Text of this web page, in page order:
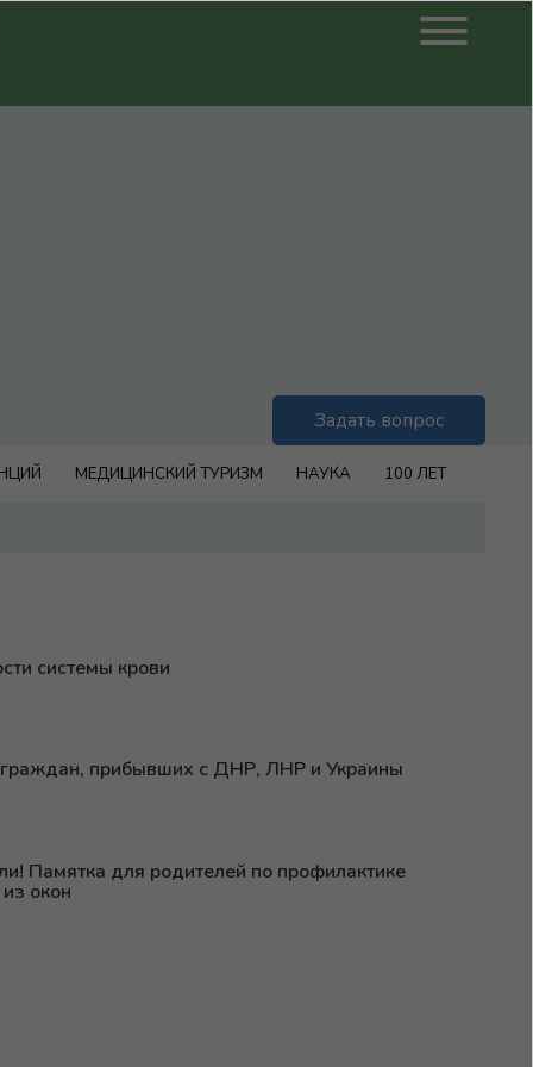
Задать вопрос
МЕДИЦИНСКИЙ ТУРИЗМ НАУКА 100 ЛЕТ
системы крови
прибывших с ДНР, ЛНР и Украины
Памятка для родителей по профилактике
окон